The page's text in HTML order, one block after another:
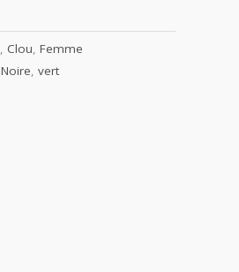
Clou Femme
Noire vert